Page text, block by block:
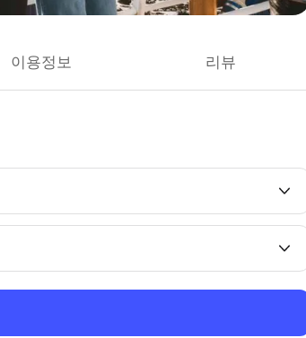
이용정보 리뷰